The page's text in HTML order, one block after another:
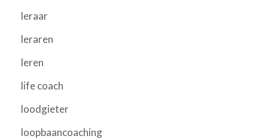
leraar
leraren
leren
life coach
loodgieter
loopbaancoaching